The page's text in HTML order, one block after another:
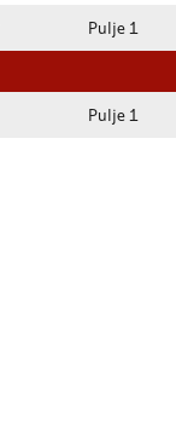
Pulje 1
Pulje 1